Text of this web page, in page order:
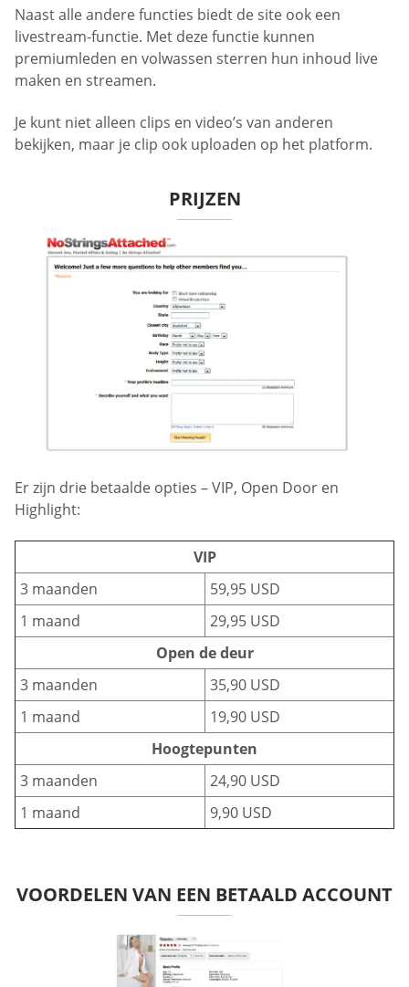
Naast alle andere functies biedt de site ook een
livestream-functie. Met deze functie kunnen
premiumleden en volwassen sterren hun inhoud live
maken en streamen.
Je kunt niet alleen clips en video’s van anderen
bekijken, maar je clip ook uploaden op het platform.
PRIJZEN
Er zijn drie betaalde opties – VIP, Open Door en
Highlight:
VIP
3 maanden
59,95 USD
1 maand
29,95 USD
Open de deur
3 maanden
35,90 USD
1 maand
19,90 USD
Hoogtepunten
3 maanden
24,90 USD
1 maand
9,90 USD
VOORDELEN VAN EEN BETAALD ACCOUNT